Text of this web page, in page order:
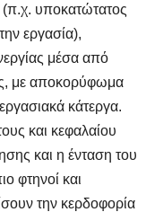
(π.χ. υποκατώτατος
εργασία),
μέσα από
με αποκορύφωμα
κάτεργα.
και κεφαλαίου
και η ένταση του
φτηνοί και
την κερδοφορία